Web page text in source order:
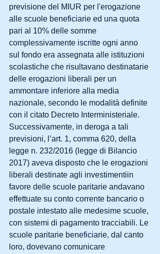
previsione del MIUR per l'erogazione
alle scuole beneficiarie ed una quota
pari al 10% delle somme
complessivamente iscritte ogni anno
sul fondo era assegnata alle istituzioni
scolastiche che risultavano destinatarie
delle erogazioni liberali per un
ammontare inferiore alla media
nazionale, secondo le modalità definite
con il citato Decreto Interministeriale.
Successivamente, in deroga a tali
previsioni, l’art. 1, comma 620, della
legge n. 232/2016 (legge di Bilancio
2017) aveva disposto che le erogazioni
liberali destinate agli investimentiin
favore delle scuole paritarie andavano
effettuate su conto corrente bancario o
postale intestato alle medesime scuole,
con sistemi di pagamento tracciabili. Le
scuole paritarie beneficiarie, dal canto
loro, dovevano comunicare